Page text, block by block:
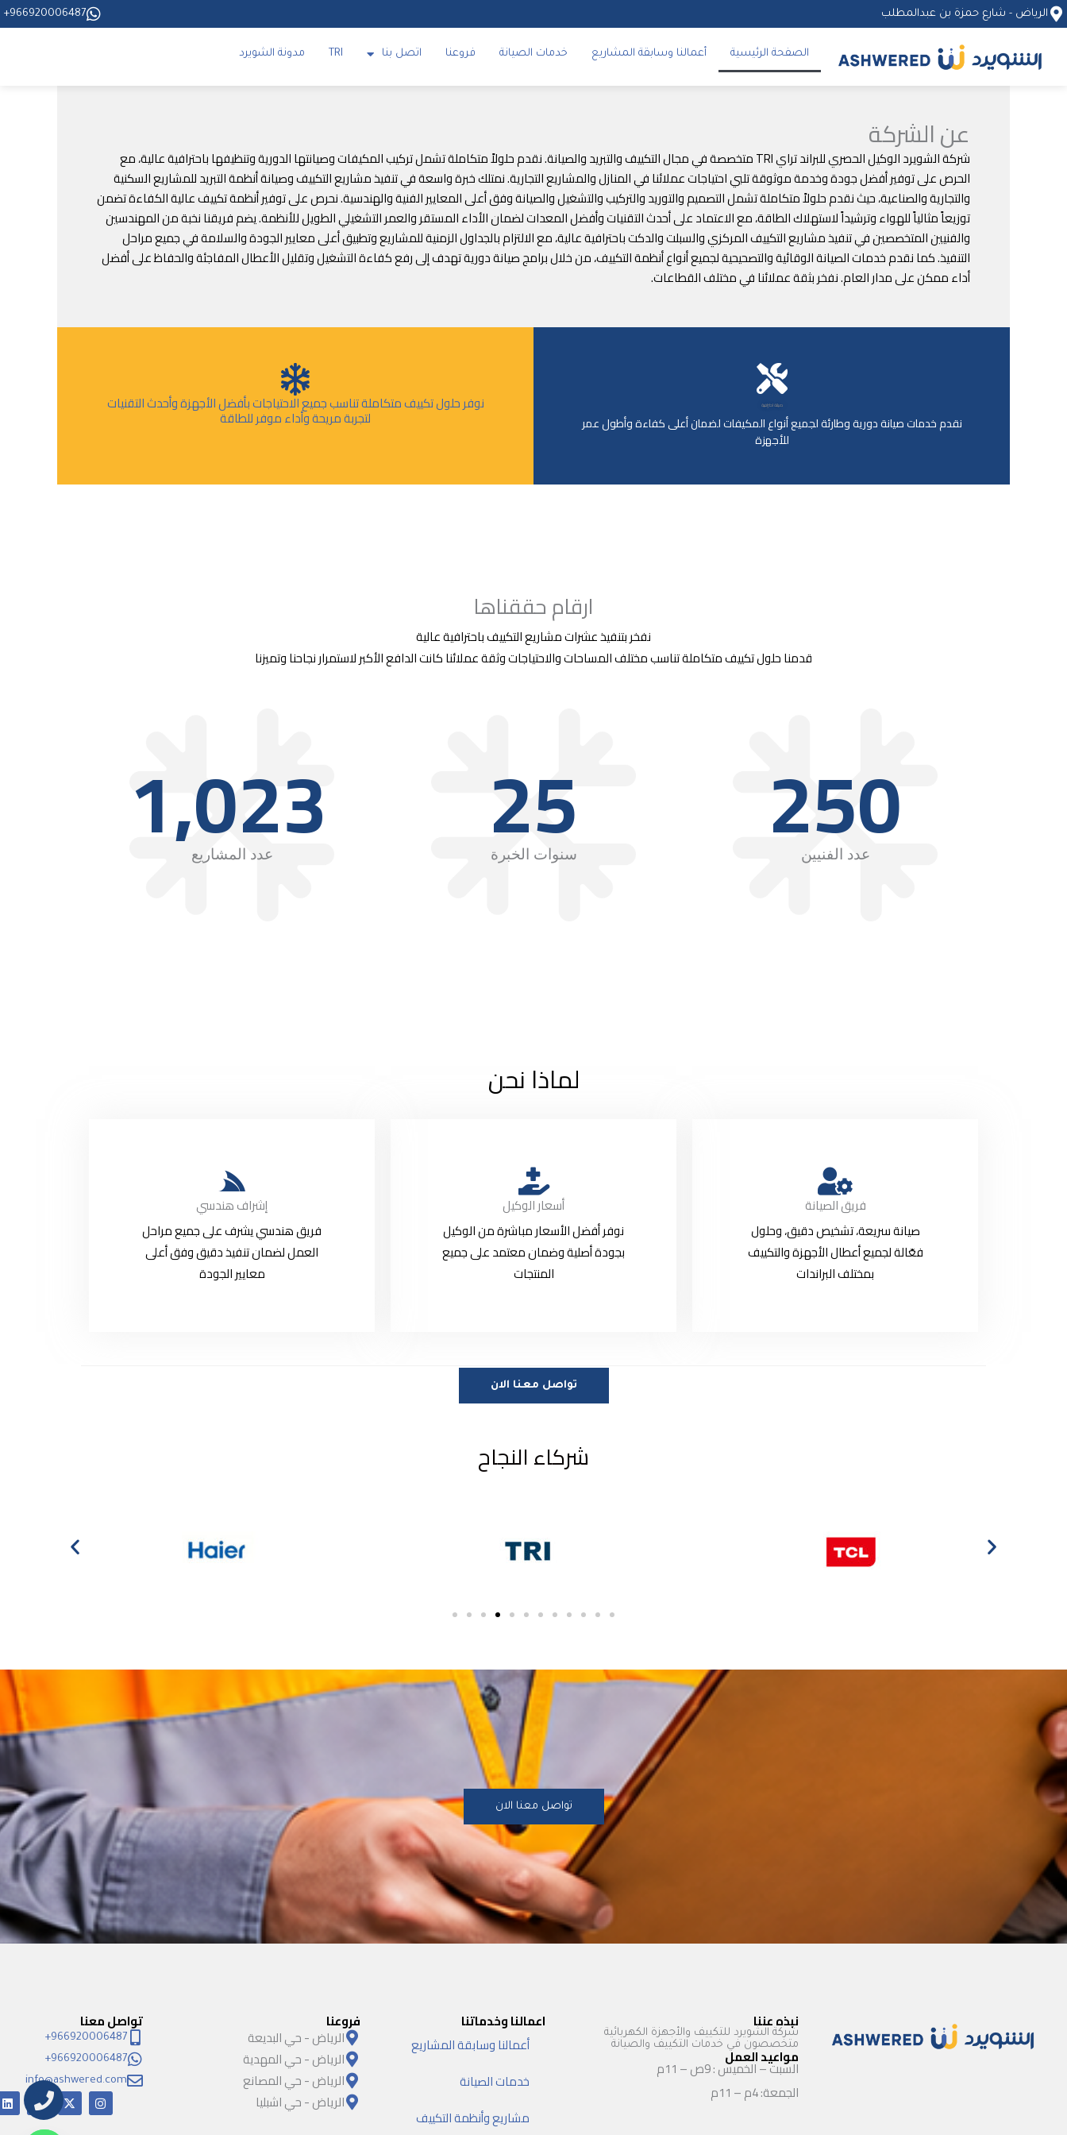
تخطي
إلى
المحتوى
966920006487+ الرياض - شارع حمزة بن عبدالمطلب
الصفحة الرئيسية أعمالنا وسابقة المشاريع خدمات الصيانة فروعنا اتصل بنا TRI مدونة الشويرد
عن الشركة
شركة الشويرد الوكيل الحصري للبراند تراي TRI متخصصة في مجال التكييف والتبريد والصيانة. نقدم حلولاً متكاملة تشمل تركيب المكيفات وصيانتها الدورية وتنظيفها باحترافية عالية، مع
الحرص على توفير أفضل جودة وخدمة موثوقة تلبي احتياجات عملائنا في المنازل والمشاريع التجارية. نمتلك خبرة واسعة في تنفيذ مشاريع التكييف وصيانة أنظمة التبريد للمشاريع السكنية
والتجارية والصناعية، حيث نقدم حلولاً متكاملة تشمل التصميم والتوريد والتركيب والتشغيل والصيانة وفق أعلى المعايير الفنية والهندسية. نحرص على توفير أنظمة تكييف عالية الكفاءة تضمن
توزيعاً مثالياً للهواء وترشيداً لاستهلاك الطاقة، مع الاعتماد على أحدث التقنيات وأفضل المعدات لضمان الأداء المستقر والعمر التشغيلي الطويل للأنظمة. يضم فريقنا نخبة من المهندسين
والفنيين المتخصصين في تنفيذ مشاريع التكييف المركزي والسبلت والدكت باحترافية عالية، مع الالتزام بالجداول الزمنية للمشاريع وتطبيق أعلى معايير الجودة والسلامة في جميع مراحل
التنفيذ. كما نقدم خدمات الصيانة الوقائية والتصحيحية لجميع أنواع أنظمة التكييف، من خلال برامج صيانة دورية تهدف إلى رفع كفاءة التشغيل وتقليل الأعطال المفاجئة والحفاظ على أفضل
أداء ممكن على مدار العام. نفخر بثقة عملائنا في مختلف القطاعات.
نوفر حلول تكييف متكاملة تناسب جميع الاحتياجات بأفضل الأجهزة وأحدث التقنيات
لتجربة مريحة وأداء موفر للطاقة
صيانة احترافية
نقدم خدمات صيانة دورية وطارئة لجميع أنواع المكيفات لضمان أعلى كفاءة وأطول عمر
للأجهزة
ارقام حققناها
نفخر بتنفيذ عشرات مشاريع التكييف باحترافية عالية
قدمنا حلول تكييف متكاملة تناسب مختلف المساحات والاحتياجات وثقة عملائنا كانت الدافع الأكبر لاستمرار نجاحنا وتميزنا
عدد الفنيين
250 سنوات الخبرة
25 عدد المشاريع
1,023
فريق الصيانة
صيانة سريعة، تشخيص دقيق، وحلول
فعّالة لجميع أعطال الأجهزة والتكييف
بمختلف البراندات
أسعار الوكيل
نوفر أفضل الأسعار مباشرة من الوكيل
بجودة أصلية وضمان معتمد على جميع
المنتجات
إشراف هندسي
فريق هندسي يشرف على جميع مراحل
العمل لضمان تنفيذ دقيق وفق أعلى
معايير الجودة
لماذا نحن
تواصل معنا الان
شركاء النجاح
تواصل معنا الان
تواصل معنا
966920006487+
966920006487+
info@ashwered.com
I
n
X
-
o
u
t
L
i
فروعنا
الرياض - حي البديعة
الرياض - حي المهدية
الرياض - حي المصانع
الرياض - حي اشبليا
اعمالنا وخدماتنا
أعمالنا وسابقة المشاريع
خدمات الصيانة
مشاريع وأنظمة التكييف
نبذه عننا
شركة الشويرد للتكييف والأجهزة الكهربائية
متخصصون في خدمات التكييف والصيانة
مواعيد العمل
السبت – الخميس : 9ص – 11م
الجمعة: 4م – 11م